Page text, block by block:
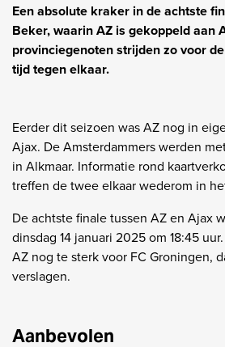
Een absolute kraker in de achtste
Beker, waarin AZ is gekoppeld aan
provinciegenoten strijden zo voor
tijd tegen elkaar.
Eerder dit seizoen was AZ nog in
Ajax. De Amsterdammers werden
in Alkmaar. Informatie rond
treffen de twee elkaar wederom in
De achtste finale tussen AZ en Ajax
dinsdag 14 januari 2025 om 18:45
AZ nog te sterk voor FC Groningen,
verslagen.
Aanbevolen